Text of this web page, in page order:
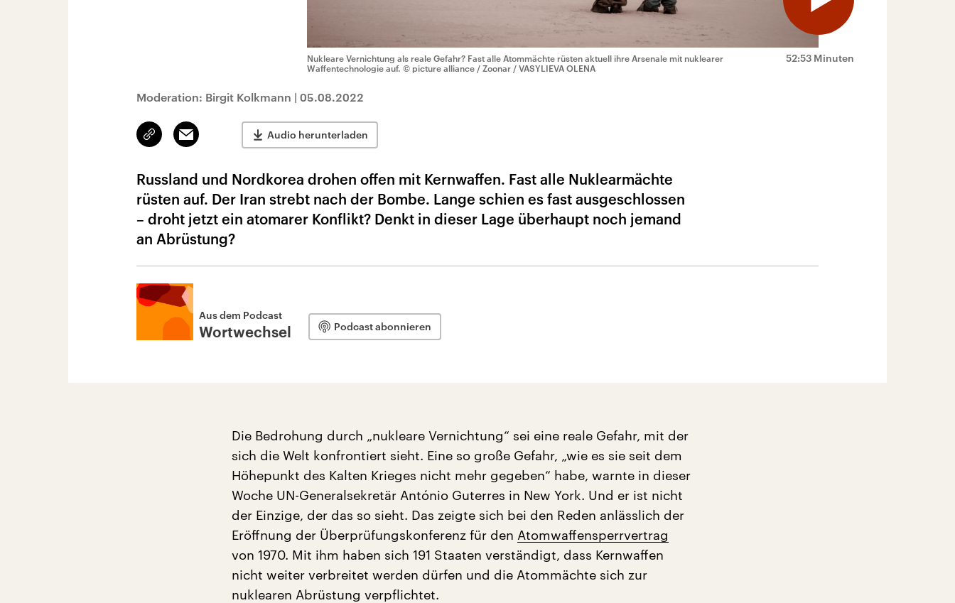
52:53 Minuten
Nukleare Vernichtung als reale Gefahr? Fast alle Atommächte rüsten aktuell ihre Arsenale mit nuklearer
Waffentechnologie auf. © picture alliance / Zoonar / VASYLIEVA OLENA
Moderation: Birgit Kolkmann | 05.08.2022
Link
kopieren/teilen
Email Audio herunterladen
Russland und Nordkorea drohen offen mit Kernwaffen. Fast alle Nuklearmächte
rüsten auf. Der Iran strebt nach der Bombe. Lange schien es fast ausgeschlossen
– droht jetzt ein atomarer Konflikt? Denkt in dieser Lage überhaupt noch jemand
an Abrüstung?
Aus dem Podcast
Wortwechsel Podcast abonnieren
Die Bedrohung durch „nukleare Vernichtung“ sei eine reale Gefahr, mit der
sich die Welt konfrontiert sieht. Eine so große Gefahr, „wie es sie seit dem
Höhepunkt des Kalten Krieges nicht mehr gegeben“ habe, warnte in dieser
Woche UN-Generalsekretär António Guterres in New York. Und er ist nicht
der Einzige, der das so sieht. Das zeigte sich bei den Reden anlässlich der
Eröffnung der Überprüfungskonferenz für den Atomwaffensperrvertrag
von 1970. Mit ihm haben sich 191 Staaten verständigt, dass Kernwaffen
nicht weiter verbreitet werden dürfen und die Atommächte sich zur
nuklearen Abrüstung verpflichtet.